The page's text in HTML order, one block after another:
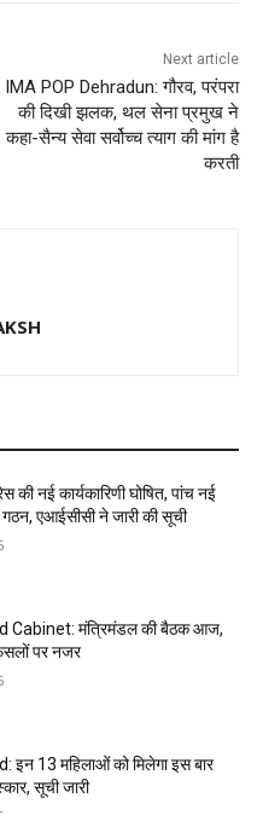
Next article
IMA POP Dehradun: गौरव, परंपरा
की दिखी झलक, थल सेना प्रमुख ने
कहा-सैन्य सेवा सर्वोच्च त्याग की मांग है
करती
की नई कार्यकारिणी घोषित, पांच नई
गठन, एआईसीसी ने जारी की सूची
Cabinet: मंत्रिमंडल की बैठक आज,
पर नजर
13 महिलाओं को मिलेगा इस बार
सूची जारी